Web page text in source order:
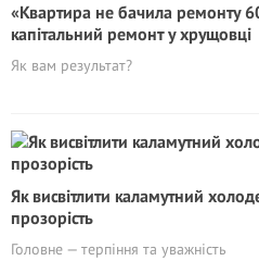
«Квартира не бачила ремонту
капітальний ремонт у хрущовці
Як вам результат?
Як висвітлити каламутний
прозорість
Головне — терпіння та уважність